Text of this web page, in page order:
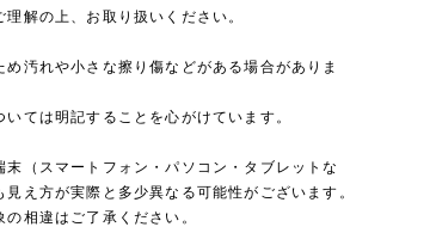
解の上、お取り扱いください。
汚れや小さな擦り傷などがある場合がありま
ては明記することを心がけています。
（スマートフォン・パソコン・タブレットな
見え方が実際と多少異なる可能性がございます。
相違はご了承ください。